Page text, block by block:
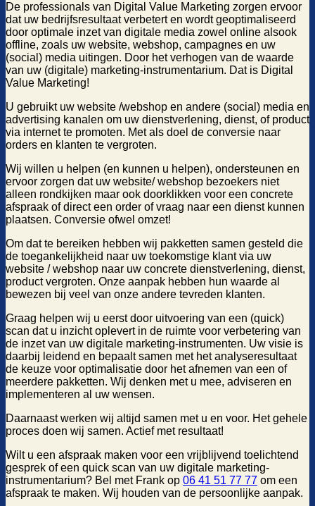
De professionals van Digital Value Marketing zorgen ervoor
dat uw bedrijfsresultaat verbetert en wordt geoptimaliseerd
door optimale inzet van digitale media zowel online alsook
offline, zoals uw website, webshop, campagnes en uw
(social) media uitingen. Door het verhogen van de waarde
van uw (digitale) marketing-instrumentarium. Dat is Digital
Value Marketing!
U gebruikt uw website /webshop en andere (social) media en
advertising kanalen om uw dienstverlening, dienst, of product
via internet te promoten. Met als doel de conversie naar
orders en klanten te vergroten.
Wij willen u helpen (en kunnen u helpen), ondersteunen en
ervoor zorgen dat uw website/ webshop bezoekers niet
alleen rondkijken maar ook doorklikken voor een concrete
afspraak of direct een order of vraag naar een dienst kunnen
plaatsen. Conversie ofwel omzet!
Om dat te bereiken hebben wij pakketten samen gesteld die
de toegankelijkheid naar uw toekomstige klant via uw
website / webshop naar uw concrete dienstverlening, dienst,
product vergroten. Onze aanpak hebben hun waarde al
bewezen bij veel van onze andere tevreden klanten.
Graag helpen wij u eerst door uitvoering van een (quick)
scan dat u inzicht oplevert in de ruimte voor verbetering van
de inzet van uw digitale marketing-instrumenten. Uw visie is
daarbij leidend en bepaalt samen met het analyseresultaat
de keuze voor optimalisatie door het afnemen van een of
meerdere pakketten. Wij denken met u mee, adviseren en
implementeren al uw wensen.
Daarnaast werken wij altijd samen met u en voor. Het gehele
proces doen wij samen. Actief met resultaat!
Wilt u een afspraak maken voor een vrijblijvend toelichtend
gesprek of een quick scan van uw digitale marketing-
instrumentarium? Bel met Frank op 06 41 51 77 77 om een
afspraak te maken. Wij houden van de persoonlijke aanpak.